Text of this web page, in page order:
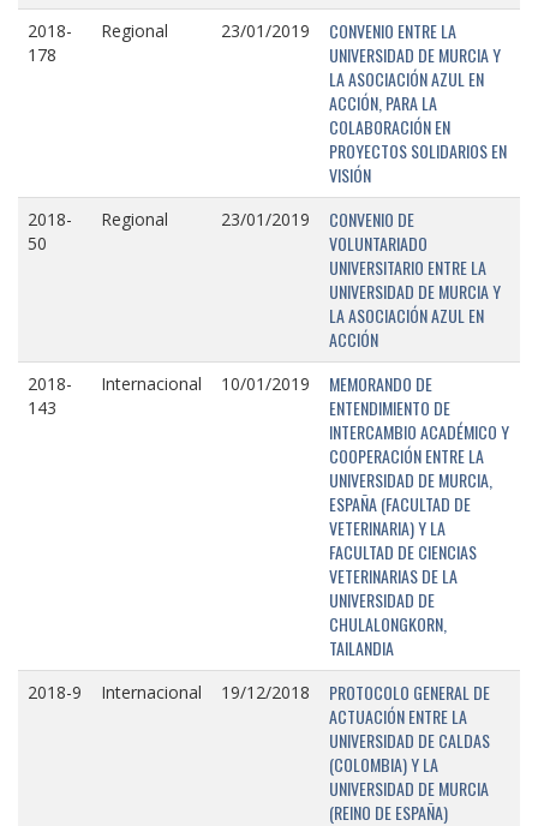
2018-
178
Regional 23/01/2019
CONVENIO ENTRE LA
UNIVERSIDAD DE MURCIA Y
LA ASOCIACIÓN AZUL EN
ACCIÓN, PARA LA
COLABORACIÓN EN
PROYECTOS SOLIDARIOS EN
VISIÓN
2018-
50
Regional 23/01/2019
CONVENIO DE
VOLUNTARIADO
UNIVERSITARIO ENTRE LA
UNIVERSIDAD DE MURCIA Y
LA ASOCIACIÓN AZUL EN
ACCIÓN
2018-
143
Internacional 10/01/2019
MEMORANDO DE
ENTENDIMIENTO DE
INTERCAMBIO ACADÉMICO Y
COOPERACIÓN ENTRE LA
UNIVERSIDAD DE MURCIA,
ESPAÑA (FACULTAD DE
VETERINARIA) Y LA
FACULTAD DE CIENCIAS
VETERINARIAS DE LA
UNIVERSIDAD DE
CHULALONGKORN,
TAILANDIA
2018-9 Internacional 19/12/2018
PROTOCOLO GENERAL DE
ACTUACIÓN ENTRE LA
UNIVERSIDAD DE CALDAS
(COLOMBIA) Y LA
UNIVERSIDAD DE MURCIA
(REINO DE ESPAÑA)